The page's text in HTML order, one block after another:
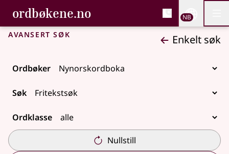
Gå til hovedinnhold
Tilgjengelighet
ordbøkene.no, Bokmålsordboka og
Bokmålsordboka og Nynorskordboka
NB
Avansert søk Enkelt søk
Ordbøker
Søk
Ordklasse
Nullstill